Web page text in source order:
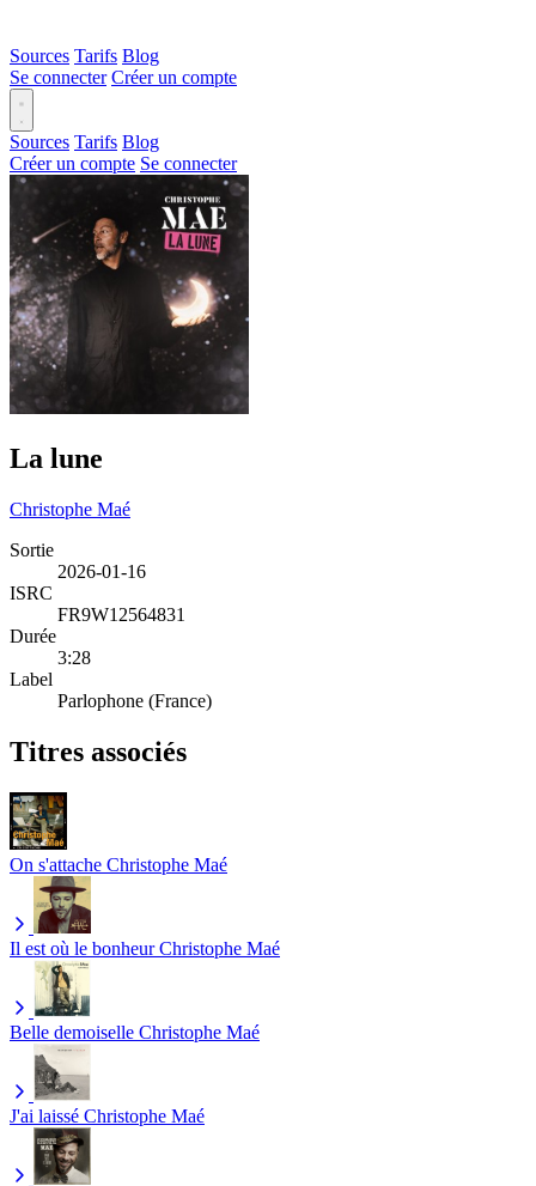
Sources Tarifs Blog
Se connecter Créer un compte
Sources Tarifs Blog
Créer un compte Se connecter
La lune
Christophe Maé
Sortie
2026-01-16
ISRC
FR9W12564831
Durée
3:28
Label
Parlophone (France)
Titres associés
On s'attache Christophe Maé
Il est où le bonheur Christophe Maé
Belle demoiselle Christophe Maé
J'ai laissé Christophe Maé